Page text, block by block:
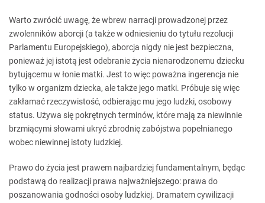
Warto zwrócić uwagę, że wbrew narracji prowadzonej przez
zwolenników aborcji (a także w odniesieniu do tytułu rezolucji
Parlamentu Europejskiego), aborcja nigdy nie jest bezpieczna,
ponieważ jej istotą jest odebranie życia nienarodzonemu dziecku
bytującemu w łonie matki. Jest to więc poważna ingerencja nie
tylko w organizm dziecka, ale także jego matki. Próbuje się więc
zakłamać rzeczywistość, odbierając mu jego ludzki, osobowy
status. Używa się pokrętnych terminów, które mają za niewinnie
brzmiącymi słowami ukryć zbrodnię zabójstwa popełnianego
wobec niewinnej istoty ludzkiej.
Prawo do życia jest prawem najbardziej fundamentalnym, będąc
podstawą do realizacji prawa najważniejszego: prawa do
poszanowania godności osoby ludzkiej. Dramatem cywilizacji